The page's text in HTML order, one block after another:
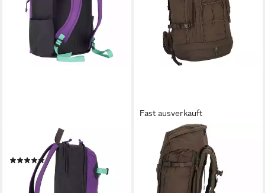
Daypack Vardag, Polyamid
(1)
ab 92,36 € UVP 109,95 €
Fast ausverkauft
FJÄLLRÄVEN
Sportrucksack Singi, Polyester
ab 299,95 €
lieferbar - in 2-3 Werktagen bei dir